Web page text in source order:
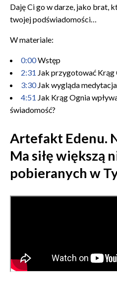
Daję Ci go w darze, jako brat,
twojej podświadomości…
W materiale:
0:00Wstęp
2:31 Jak przygotować Krąg
3:30Jak wygląda
4:51 Jak Krąg Ognia
świadomość?
Artefakt Edenu.
Ma siłę większą
pobieranych w